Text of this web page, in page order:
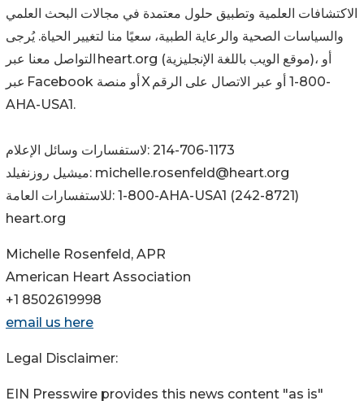
الاكتشافات العلمية وتطبيق حلول معتمدة في مجالات البحث العلمي
والسياسات الصحية والرعاية الطبية، سعيًا منا لتغيير الحياة. يُرجى
التواصل معنا عبر heart.org (موقع الويب باللغة الإنجليزية)، أو
عبر Facebook أو منصة X أو عبر الاتصال على الرقم ‎1-800-
AHA-USA1.
لاستفسارات وسائل الإعلام: ‎214-706-1173
ميشيل روزنفيلد: michelle.rosenfeld@heart.org
للاستفسارات العامة: ‎1-800-AHA-USA1‏ (‎242-8721)
heart.org
Michelle Rosenfeld, APR
American Heart Association
+1 8502619998
email us here
Legal Disclaimer:
EIN Presswire provides this news content "as is"